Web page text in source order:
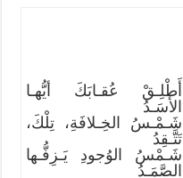
أَطْلِـقْ عُقـابَكَ أيُّهـا
الأسَـدُ
شَـمْـسُ الخِـلافَةِ، تِلْكَ،
تَتَّـقِدُ
شَـمْسُ الوُجودِ يَـزِفُّـها
الصَّمَـدُ